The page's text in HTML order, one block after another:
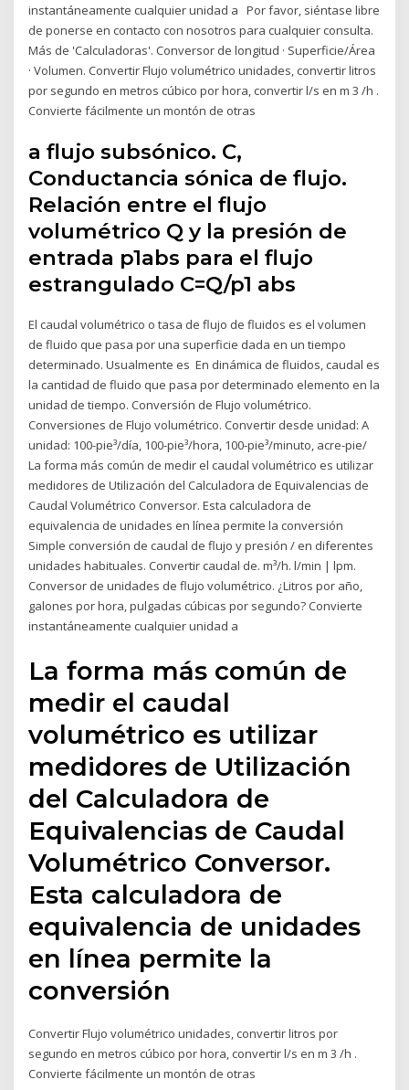
instantáneamente cualquier unidad a Por favor, siéntase libre
de ponerse en contacto con nosotros para cualquier consulta.
Más de 'Calculadoras'. Conversor de longitud · Superficie/Área
· Volumen. Convertir Flujo volumétrico unidades, convertir litros
por segundo en metros cúbico por hora, convertir l/s en m 3 /h .
Convierte fácilmente un montón de otras
a flujo subsónico. C,
Conductancia sónica de flujo.
Relación entre el flujo
volumétrico Q y la presión de
entrada p1abs para el flujo
estrangulado C=Q/p1 abs
El caudal volumétrico o tasa de flujo de fluidos es el volumen
de fluido que pasa por una superficie dada en un tiempo
determinado. Usualmente es En dinámica de fluidos, caudal es
la cantidad de fluido que pasa por determinado elemento en la
unidad de tiempo. Conversión de Flujo volumétrico.
Conversiones de Flujo volumétrico. Convertir desde unidad: A
unidad: 100-pie³/día, 100-pie³/hora, 100-pie³/minuto, acre-pie/
La forma más común de medir el caudal volumétrico es utilizar
medidores de Utilización del Calculadora de Equivalencias de
Caudal Volumétrico Conversor. Esta calculadora de
equivalencia de unidades en línea permite la conversión
Simple conversión de caudal de flujo y presión / en diferentes
unidades habituales. Convertir caudal de. m³/h. l/min | lpm.
Conversor de unidades de flujo volumétrico. ¿Litros por año,
galones por hora, pulgadas cúbicas por segundo? Convierte
instantáneamente cualquier unidad a
La forma más común de
medir el caudal
volumétrico es utilizar
medidores de Utilización
del Calculadora de
Equivalencias de Caudal
Volumétrico Conversor.
Esta calculadora de
equivalencia de unidades
en línea permite la
conversión
Convertir Flujo volumétrico unidades, convertir litros por
segundo en metros cúbico por hora, convertir l/s en m 3 /h .
Convierte fácilmente un montón de otras